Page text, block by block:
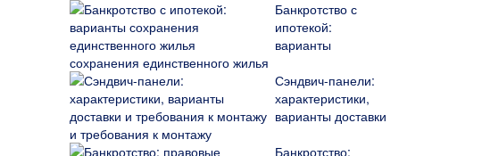
Банкротство с
ипотекой:
варианты
сохранения единственного жилья
Сэндвич-панели:
характеристики,
варианты доставки
и требования к монтажу
Банкротство: